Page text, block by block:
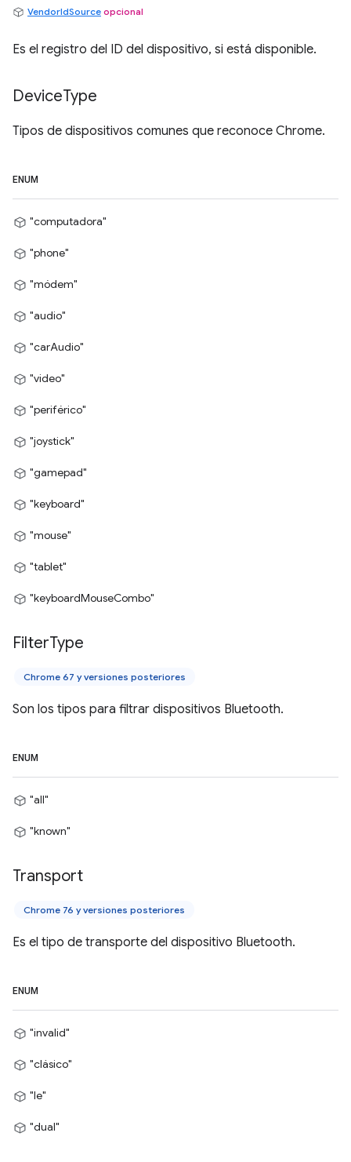
VendorIdSource opcional
Es el registro del ID del dispositivo, si está disponible.
DeviceType
Tipos de dispositivos comunes que reconoce Chrome.
ENUM
"computadora"
"phone"
"módem"
"audio"
"carAudio"
"video"
"periférico"
"joystick"
"gamepad"
"keyboard"
"mouse"
"tablet"
"keyboardMouseCombo"
FilterType
Chrome 67 y versiones posteriores
Son los tipos para filtrar dispositivos Bluetooth.
ENUM
"all"
"known"
Transport
Chrome 76 y versiones posteriores
Es el tipo de transporte del dispositivo Bluetooth.
ENUM
"invalid"
"clásico"
"le"
"dual"